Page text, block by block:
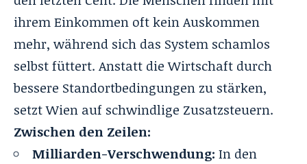
ihrem Einkommen oft kein Auskommen
mehr, während sich das System schamlos
selbst füttert. Anstatt die Wirtschaft durch
bessere Standortbedingungen zu stärken,
setzt Wien auf schwindlige Zusatzsteuern.
Zwischen den Zeilen:
Milliarden-Verschwendung: In den